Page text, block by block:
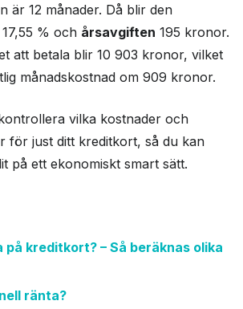
är 12 månader. Då blir den
17,55 % och årsavgiften 195 kronor.
att betala blir 10 903 kronor, vilket
månadskostnad om 909 kronor.
vilka kostnader och
för just ditt kreditkort, så du kan
på ett ekonomiskt smart sätt.
på kreditkort? – Så beräknas olika
ränta?